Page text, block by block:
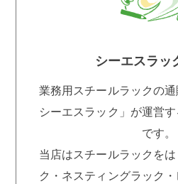
シーエスラッ
業務用スチールラックの
シーエスラック」が運営
です。
当店はスチールラックを
ク・ネスティングラック